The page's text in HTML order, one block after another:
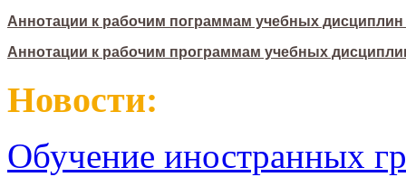
Аннотации к рабочим пограммам учебных дисциплин
Аннотации к рабочим программам учебных
Новости:
Обучение иностранных